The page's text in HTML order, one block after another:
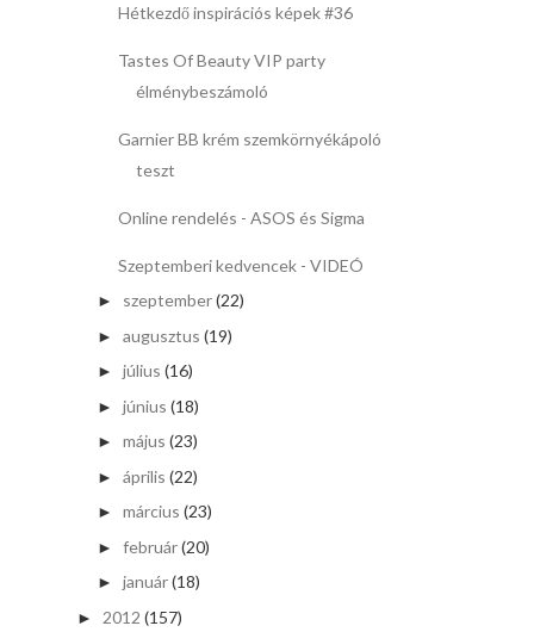
Hétkezdő inspirációs képek #36
Tastes Of Beauty VIP party
élménybeszámoló
Garnier BB krém szemkörnyékápoló
teszt
Online rendelés - ASOS és Sigma
Szeptemberi kedvencek - VIDEÓ
► szeptember(22)
► augusztus (19)
► július (16)
► június (18)
► május (23)
► április (22)
► március (23)
► február(20)
► január(18)
► 2012 (157)